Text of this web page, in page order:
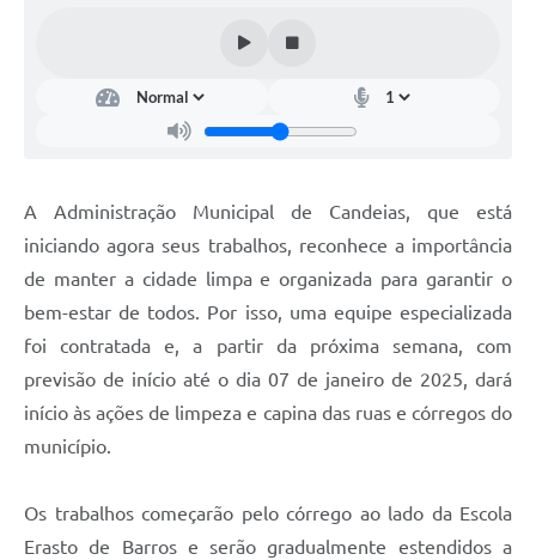
Vigilância em Saúde
Creche Municipal
Farmácia Municipal
REMUME
Contratos
A Administração Municipal de Candeias, que está
iniciando agora seus trabalhos, reconhece a importância
de manter a cidade limpa e organizada para garantir o
bem-estar de todos. Por isso, uma equipe especializada
foi contratada e, a partir da próxima semana, com
previsão de início até o dia 07 de janeiro de 2025, dará
início às ações de limpeza e capina das ruas e córregos do
município.
Os trabalhos começarão pelo córrego ao lado da Escola
Erasto de Barros e serão gradualmente estendidos a